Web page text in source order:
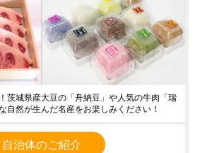
茨城県産大豆の「舟納豆」や人気の牛肉「瑞
自然が生んだ名産をお楽しみください！
自治体のご紹介